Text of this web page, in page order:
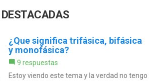
¿Que significa trifásica, bifásica
y monofásica?
9 respuestas
Estoy viendo este tema y la verdad no tengo